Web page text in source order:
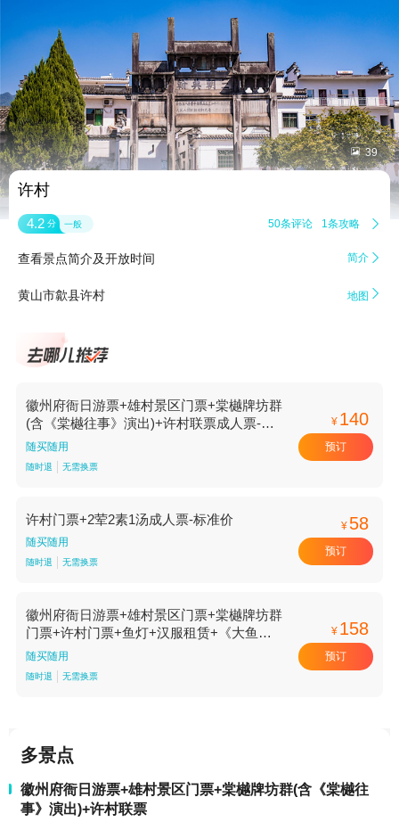
 39
许村
4.2 分 一般 50条评论 1条攻略 
查看景点简介及开放时间 简介 
黄山市歙县许村 地图 
徽州府衙日游票+雄村景区门票+棠樾牌坊群
(含《棠樾往事》演出)+许村联票成人票-标
准价
随买随用
随时退 无需换票
¥ 140
预订
许村门票+2荤2素1汤成人票-标准价
随买随用
随时退 无需换票
¥ 58
预订
徽州府衙日游票+雄村景区门票+棠樾牌坊群
门票+许村门票+鱼灯+汉服租赁+《大鱼手
册》成人票-标准价
随买随用
随时退 无需换票
¥ 158
预订
多景点
徽州府衙日游票+雄村景区门票+棠樾牌坊群(含《棠樾往
事》演出)+许村联票